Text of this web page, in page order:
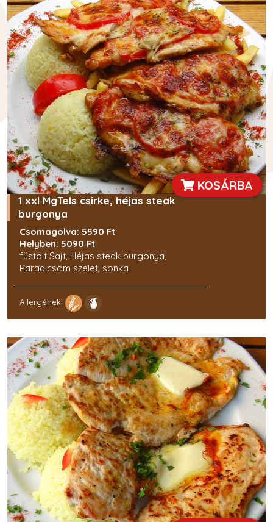
KOSÁRBA
1 xxl MgTels csirke, héjas steak
burgonya
Csomagolva: 5590 Ft
Helyben: 5090 Ft
füstölt Sajt, Héjas steak burgonya,
Paradicsom szelet, sonka
Allergének: